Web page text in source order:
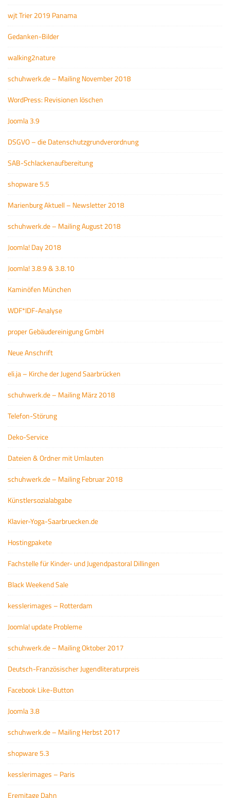
wjt Trier 2019 Panama
Gedanken-Bilder
walking2nature
schuhwerk.de – Mailing November 2018
WordPress: Revisionen löschen
Joomla 3.9
DSGVO – die Datenschutzgrundverordnung
SAB-Schlackenaufbereitung
shopware 5.5
Marienburg Aktuell – Newsletter 2018
schuhwerk.de – Mailing August 2018
Joomla! Day 2018
Joomla! 3.8.9 & 3.8.10
Kaminöfen München
WDF*IDF-Analyse
proper Gebäudereinigung GmbH
Neue Anschrift
eli.ja – Kirche der Jugend Saarbrücken
schuhwerk.de – Mailing März 2018
Telefon-Störung
Deko-Service
Dateien & Ordner mit Umlauten
schuhwerk.de – Mailing Februar 2018
Künstlersozialabgabe
Klavier-Yoga-Saarbruecken.de
Hostingpakete
Fachstelle für Kinder- und Jugendpastoral Dillingen
Black Weekend Sale
kesslerimages – Rotterdam
Joomla! update Probleme
schuhwerk.de – Mailing Oktober 2017
Deutsch-Französischer Jugendliteraturpreis
Facebook Like-Button
Joomla 3.8
schuhwerk.de – Mailing Herbst 2017
shopware 5.3
kesslerimages – Paris
Eremitage Dahn